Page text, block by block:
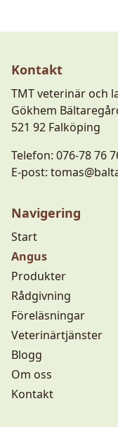
Kontakt
TMT veterinär och
Gökhem
521 92 Falköping
Telefon: 076-78 76
E-post:
Navigering
Start
Angus
Produkter
Rådgivning
Föreläsningar
Veterinärtjänster
Blogg
Om oss
Kontakt